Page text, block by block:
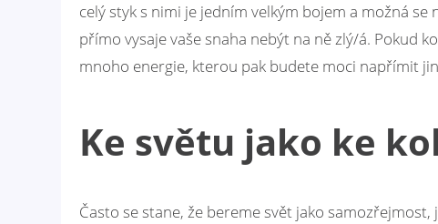
celý styk s nimi je jedním velkým bojem a možná
přímo vysaje vaše snaha nebýt na ně zlý/á. Pokud
mnoho energie, kterou pak budete moci napřímit
Ke světu jako ke
Často se stane, že bereme svět jako